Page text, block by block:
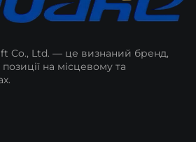
Co., Ltd. — це визнаний бренд,
на місцевому та